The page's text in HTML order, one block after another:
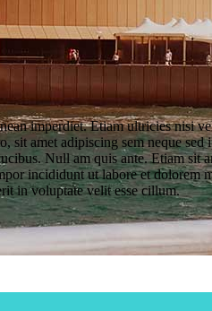
imperdiet. Etiam ultricies nisi
sit amet adipiscing sem neque sed
Null am quis ante. Etiam sit
incididunt ut labore et dolorem
in voluptate velit esse cillum.